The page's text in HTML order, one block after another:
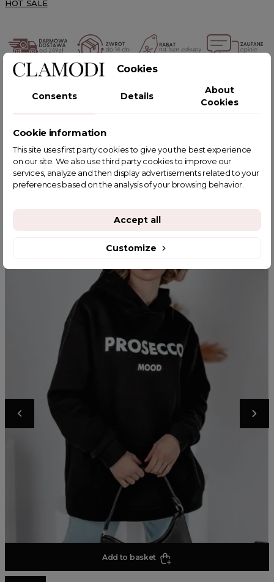
HOT SALE
YOU MIGHT ALSO LIKE
Add to basket
Cookies
Consents Details
About
Cookies
Cookie information
This site uses first party cookies to give you the best experience
on our site. We also use third party cookies to improve our
services, analyze and then display advertisements related to your
preferences based on the analysis of your browsing behavior.
Customize
Accept all